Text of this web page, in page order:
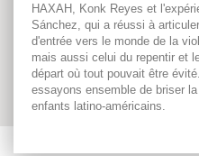
HAXAH, Konk Reyes et
Sánchez, qui a réussi à
d'entrée vers le monde de la
mais aussi celui du repentir et
départ où tout pouvait être
essayons ensemble de briser
enfants latino-américains.